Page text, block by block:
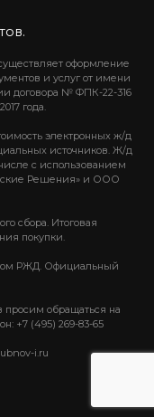
оформление
и услуг от имени
договора № ФПК-22-316
года.
электронных ж/д
источников. Ж/д
с использованием
Решения» и ООО
сбора. Итоговая
покупки.
РЖД. Официальный
просим обращаться на
+7 (495) 269-83-65
i.ru